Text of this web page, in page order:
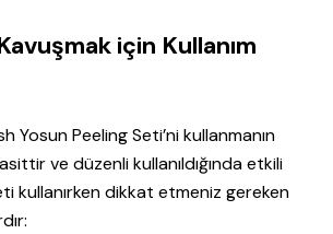
için Kullanım
Yosun Peeling Seti’ni kullanmanın
ve düzenli kullanıldığında etkili
kullanırken dikkat etmeniz gereken